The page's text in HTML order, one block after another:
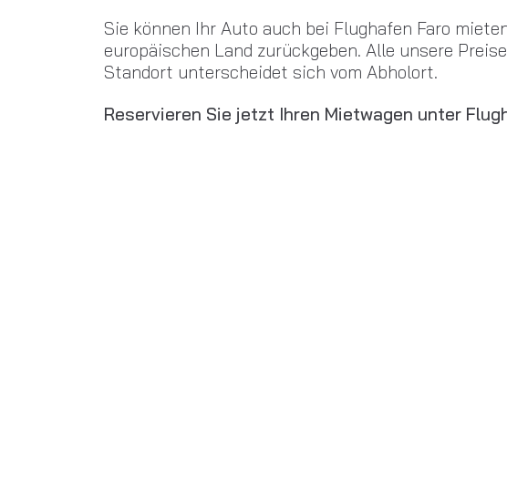
Sie können Ihr Auto auch bei Flughafen Faro
europäischen Land zurückgeben. Alle unsere
Standort unterscheidet sich vom Abholort.
Reservieren Sie jetzt Ihren Mietwagen unter